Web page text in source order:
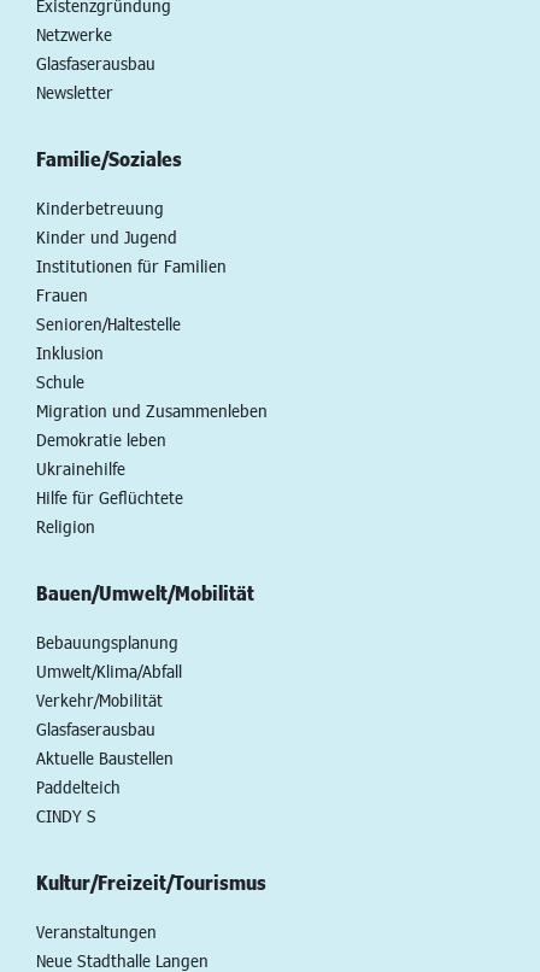
Existenzgründung
Netzwerke
Glasfaserausbau
Newsletter
Familie/Soziales
Kinderbetreuung
Kinder und Jugend
Institutionen für Familien
Frauen
Senioren/Haltestelle
Inklusion
Schule
Migration und Zusammenleben
Demokratie leben
Ukrainehilfe
Hilfe für Geflüchtete
Religion
Bauen/Umwelt/Mobilität
Bebauungsplanung
Umwelt/Klima/Abfall
Verkehr/Mobilität
Glasfaserausbau
Aktuelle Baustellen
Paddelteich
CINDY S
Kultur/Freizeit/Tourismus
Veranstaltungen
Neue Stadthalle Langen